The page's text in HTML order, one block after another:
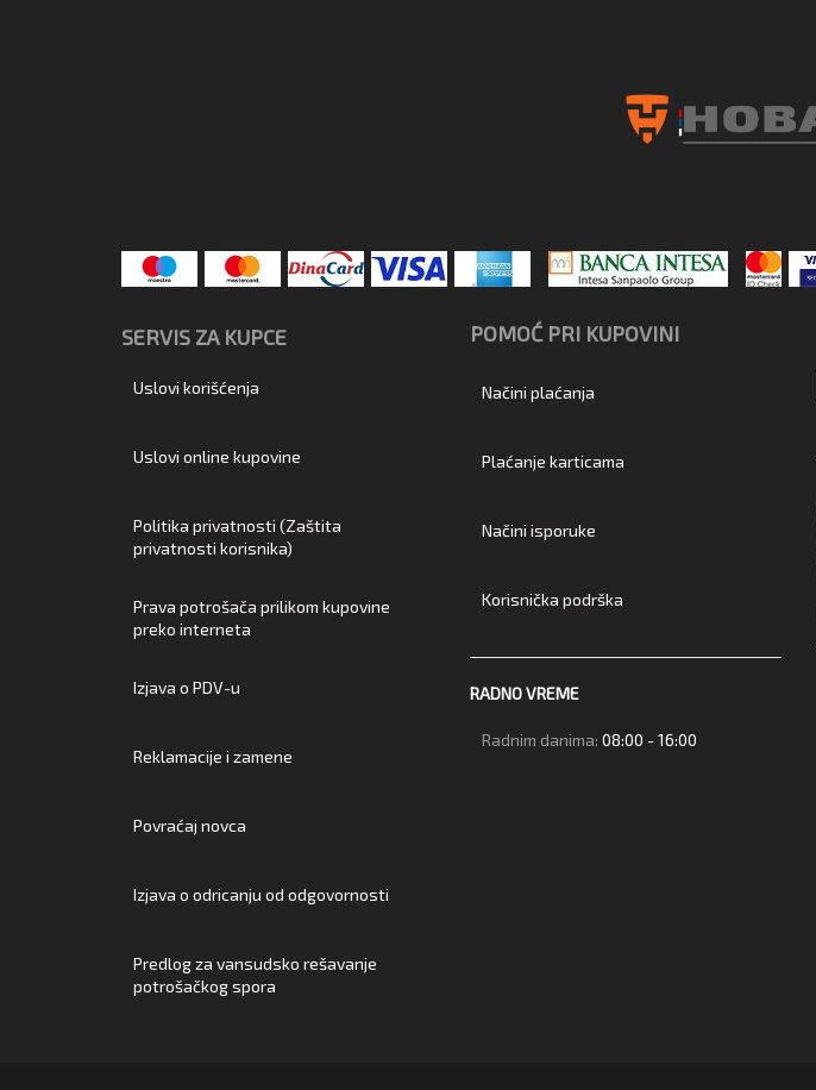
SERVIS ZA KUPCE
Uslovi korišćenja
Uslovi online kupovine
Politika privatnosti (Zaštita
privatnosti korisnika)
Prava potrošača prilikom kupovine
preko interneta
Izjava o PDV-u
Reklamacije i zamene
Povraćaj novca
Izjava o odricanju od odgovornosti
Predlog za vansudsko rešavanje
potrošačkog spora
POMOĆ PRI KUPOVINI
Načini plaćanja
Plaćanje karticama
Načini isporuke
Korisnička podrška
RADNO VREME
Radnim danima: 08:00 - 16:00